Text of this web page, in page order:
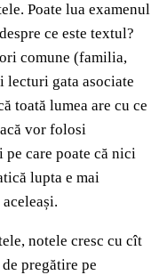
Poate lua examenul
ce este textul?
comune (familia,
lecturi gata asociate
toată lumea are cu ce
vor folosi
care poate că nici
lupta e mai
notele cresc cu cît
pregătire pe